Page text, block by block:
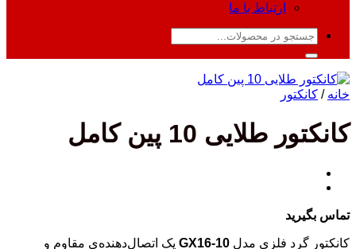
ارتباط با ما
جستجو
خانه / کانکتور
کانکتور طلایی 10 پین کامل
تماس بگیرید
کانکتور گرد فلزی مدل GX16-10 یک اتصال‌دهنده‌ی مقاوم و